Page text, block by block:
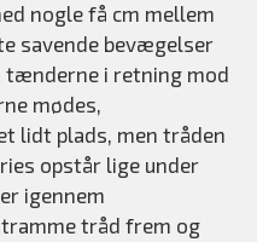
nogle få cm mellem
savende bevægelser
tænderne i retning mod
mødes,
lidt plads, men tråden
opstår lige under
igennem
tråd frem og